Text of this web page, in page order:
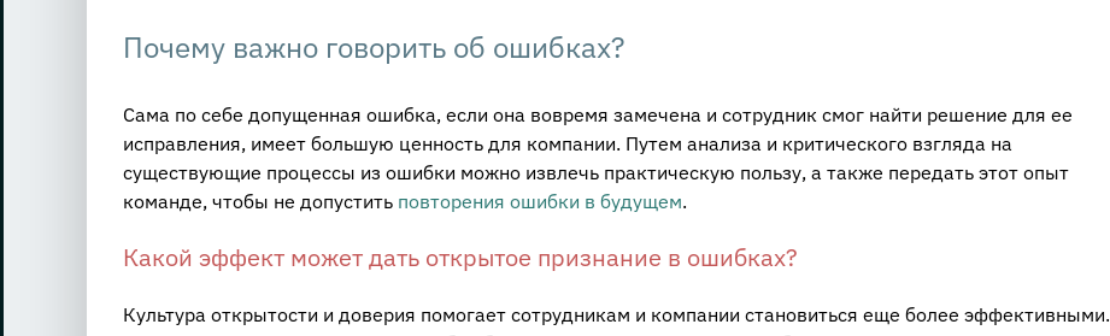
Почему важно говорить об ошибках?
Сама по себе допущенная ошибка, если она вовремя замечена и сотрудник смог найти решение для ее
исправления, имеет большую ценность для компании. Путем анализа и критического взгляда на
существующие процессы из ошибки можно извлечь практическую пользу, а также передать этот опыт
команде, чтобы не допустить повторения ошибки в будущем.
Какой эффект может дать открытое признание в ошибках?
Культура открытости и доверия помогает сотрудникам и компании становиться еще более эффективными.